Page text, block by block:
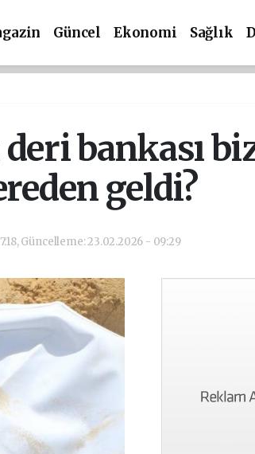
Güncel Ekonomi Sağlık
bankası
geldi?
Güncelleme: 23.02.2026 - 09:29